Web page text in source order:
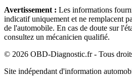
Avertissement : Les informations
indicatif uniquement et ne remplacent
de l'automobile. En cas de doute sur
consultez un mécanicien qualifié.
© 2026 OBD-Diagnostic.fr - Tous
Site indépendant d'information